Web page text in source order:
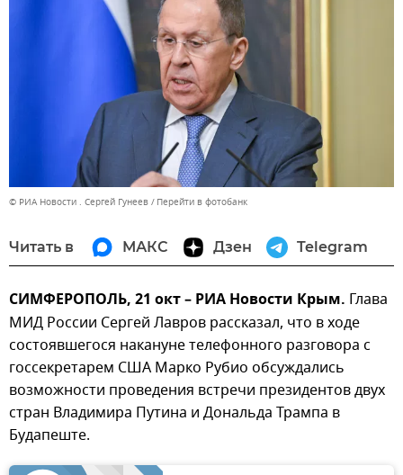
© РИА Новости . Сергей Гунеев Перейти в фотобанк
Читать в МАКС Дзен Telegram
СИМФЕРОПОЛЬ, 21 окт – РИА Новости Крым. Глава
МИД России Сергей Лавров рассказал, что в ходе
состоявшегося накануне телефонного разговора с
госсекретарем США Марко Рубио обсуждались
возможности проведения встречи президентов двух
стран Владимира Путина и Дональда Трампа в
Будапеште.